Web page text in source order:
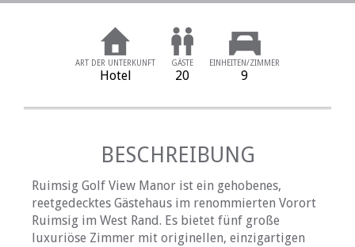
ART DER UNTERKUNFT
Hotel
GÄSTE
20
EINHEITEN/ZIMMER
9
BESCHREIBUNG
Ruimsig Golf View Manor ist ein gehobenes,
reetgedecktes Gästehaus im renommierten Vorort
Ruimsig im West Rand. Es bietet fünf große
luxuriöse Zimmer mit originellen, einzigartigen